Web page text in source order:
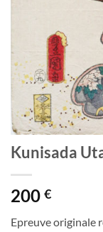
Kunisada
200 €
Epreuve originale